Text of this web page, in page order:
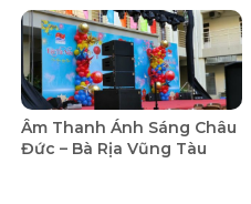
Âm Thanh Ánh Sáng Châu
Đức – Bà Rịa Vũng Tàu